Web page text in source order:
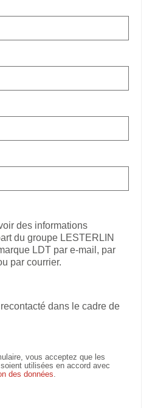
des informations
du groupe LESTERLIN
LDT par e-mail, par
par courrier.
dans le cadre de
vous acceptez que les
utilisées en accord avec
des données